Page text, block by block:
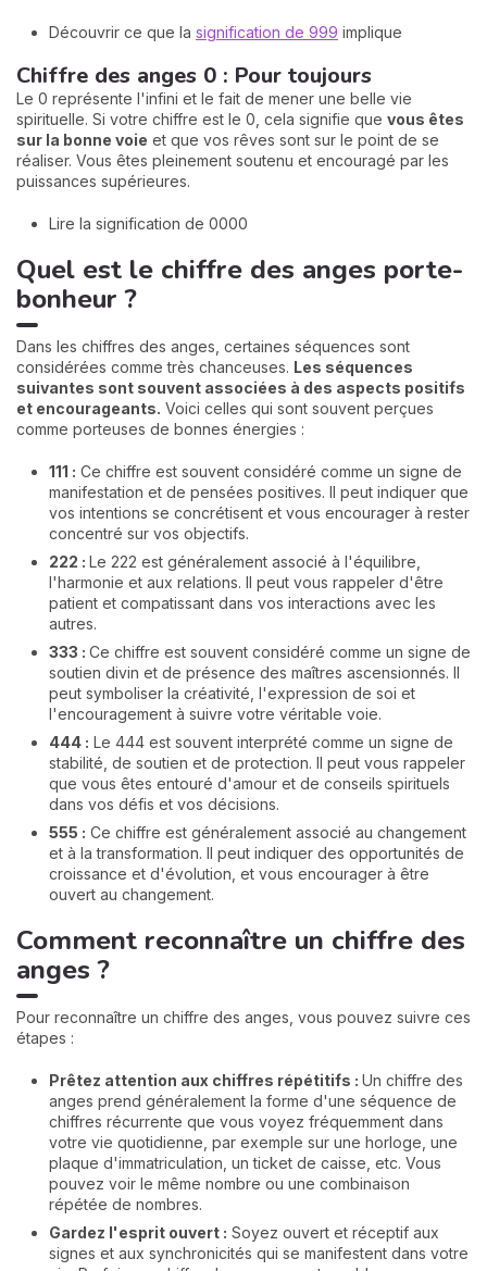
Découvrir ce que la signification de 999 implique
Chiffre des anges 0 : Pour toujours
Le 0 représente l'infini et le fait de mener une belle vie
spirituelle. Si votre chiffre est le 0, cela signifie que vous êtes
sur la bonne voie et que vos rêves sont sur le point de se
réaliser. Vous êtes pleinement soutenu et encouragé par les
puissances supérieures.
Lire la signification de 0000
Quel est le chiffre des anges porte-
bonheur ?
Dans les chiffres des anges, certaines séquences sont
considérées comme très chanceuses. Les séquences
suivantes sont souvent associées à des aspects positifs
et encourageants. Voici celles qui sont souvent perçues
comme porteuses de bonnes énergies :
111 : Ce chiffre est souvent considéré comme un signe de
manifestation et de pensées positives. Il peut indiquer que
vos intentions se concrétisent et vous encourager à rester
concentré sur vos objectifs.
222 : Le 222 est généralement associé à l'équilibre,
l'harmonie et aux relations. Il peut vous rappeler d'être
patient et compatissant dans vos interactions avec les
autres.
333 : Ce chiffre est souvent considéré comme un signe de
soutien divin et de présence des maîtres ascensionnés. Il
peut symboliser la créativité, l'expression de soi et
l'encouragement à suivre votre véritable voie.
444 : Le 444 est souvent interprété comme un signe de
stabilité, de soutien et de protection. Il peut vous rappeler
que vous êtes entouré d'amour et de conseils spirituels
dans vos défis et vos décisions.
555 : Ce chiffre est généralement associé au changement
et à la transformation. Il peut indiquer des opportunités de
croissance et d'évolution, et vous encourager à être
ouvert au changement.
Comment reconnaître un chiffre des
anges ?
Pour reconnaître un chiffre des anges, vous pouvez suivre ces
étapes :
Prêtez attention aux chiffres répétitifs : Un chiffre des
anges prend généralement la forme d'une séquence de
chiffres récurrente que vous voyez fréquemment dans
votre vie quotidienne, par exemple sur une horloge, une
plaque d'immatriculation, un ticket de caisse, etc. Vous
pouvez voir le même nombre ou une combinaison
répétée de nombres.
Gardez l'esprit ouvert : Soyez ouvert et réceptif aux
signes et aux synchronicités qui se manifestent dans votre